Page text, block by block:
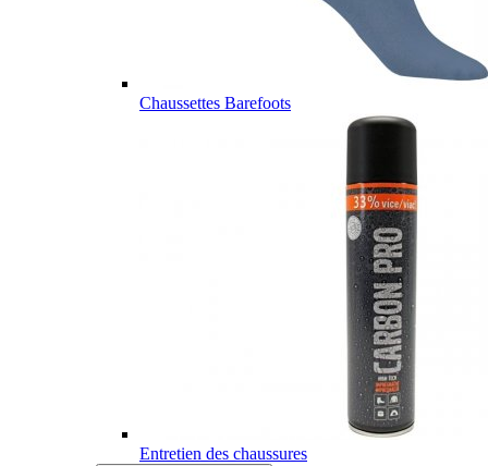
Chaussettes Barefoots
Entretien des chaussures